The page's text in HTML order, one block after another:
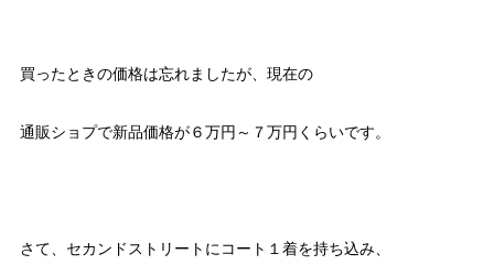
買ったときの価格は忘れましたが、現在の
通販ショプで新品価格が６万円～７万円くらいです。
さて、セカンドストリートにコート１着を持ち込み、